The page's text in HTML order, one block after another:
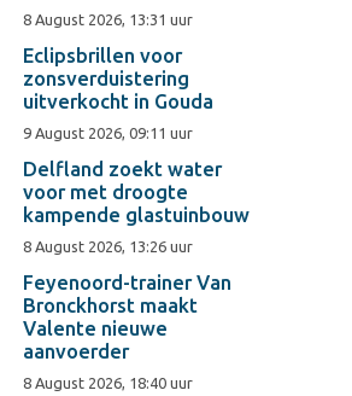
8 August 2026, 13:31 uur
Eclipsbrillen voor
zonsverduistering
uitverkocht in Gouda
9 August 2026, 09:11 uur
Delfland zoekt water
voor met droogte
kampende glastuinbouw
8 August 2026, 13:26 uur
Feyenoord-trainer Van
Bronckhorst maakt
Valente nieuwe
aanvoerder
8 August 2026, 18:40 uur